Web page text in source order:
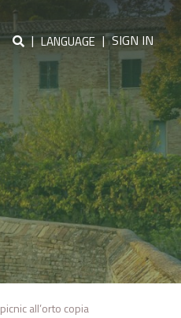
| LANGUAGE | SIGN IN
picnic all’orto copia